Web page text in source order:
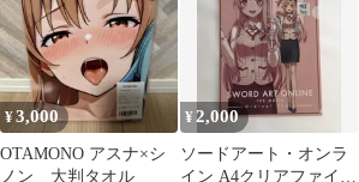
¥3,000
OTAMONO アスナ×シ
ノン 大判タオル
¥2,000
ソードアート・オンラ
イン A4クリアファイル